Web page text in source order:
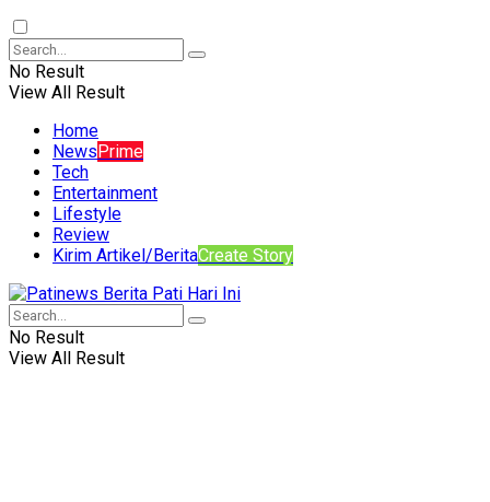
No Result
View All Result
Home
NewsPrime
Tech
Entertainment
Lifestyle
Review
Kirim Artikel/BeritaCreate Story
No Result
View All Result